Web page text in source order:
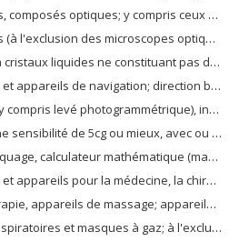
y compris ceux pour la photomicrographie, la cinéphotomicrographie ou la microprojection
des microscopes optiques); appareil de diffraction
articles prévus plus spécifiquement dans d'autres rubriques; lasers, pas de diodes laser; autres appareils et instruments optiques, n.c.a. dans ce chapitre
appareils de navigation; direction balisage
et appareils hydrographiques, océanographiques, hydrologiques, météorologiques ou géophysiques, à l'exclusion des boussoles, télémètres
de 5cg ou mieux, avec ou sans poids
à dessiner, rapporteurs, jeux de dessins, etc.); instruments de mesure de longueur (p.ex. barres de mesure, rubans, micromètres, compas) n.c.a.
l'art dentaire ou l'art vétérinaire, y compris les appareils de scintigraphie, les autres appareils électromédicaux et les instruments de test de la vue
d'essai d'aptitude psychologique; l'ozone, l'oxygène, l'aérosolthérapie, la respiration artificielle ou d'autres appareils respiratoires thérapeutiques
des masques de protection ne comportant ni parties mécaniques ni filtres remplaçables et à l'exclusion des appareils de l'art. 9019.20